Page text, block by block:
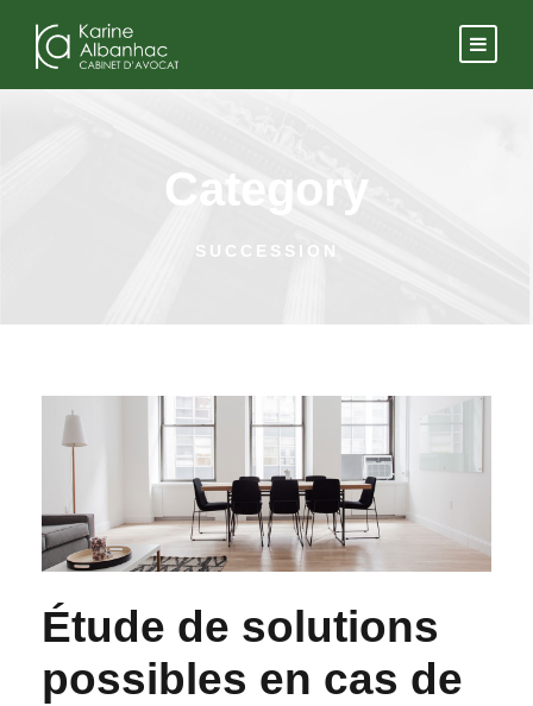
Category
SUCCESSION
Étude de solutions
possibles en cas de